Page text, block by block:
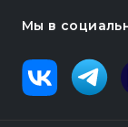
Мы в